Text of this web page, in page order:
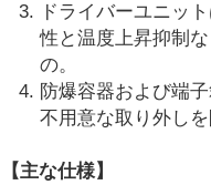
ドライバーユニッ
性と温度上昇抑制
の。
防爆容器および端
不用意な取り外し
【主な仕様】